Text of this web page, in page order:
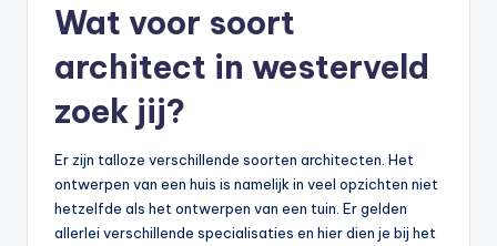
Wat voor soort
architect in westerveld
zoek jij?
Er zijn talloze verschillende soorten architecten. Het
ontwerpen van een huis is namelijk in veel opzichten niet
hetzelfde als het ontwerpen van een tuin. Er gelden
allerlei verschillende specialisaties en hier dien je bij het